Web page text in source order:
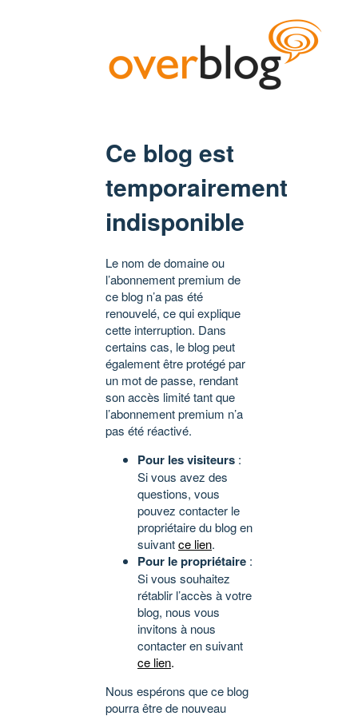
Ce blog est
temporairement
indisponible
Le nom de domaine ou
l’abonnement premium de
ce blog n’a pas été
renouvelé, ce qui explique
cette interruption. Dans
certains cas, le blog peut
également être protégé par
un mot de passe, rendant
son accès limité tant que
l’abonnement premium n’a
pas été réactivé.
Pour les visiteurs :
Si vous avez des
questions, vous
pouvez contacter le
propriétaire du blog en
suivantce lien.
Pour le propriétaire :
Si vous souhaitez
rétablir l’accès à votre
blog, nous vous
invitons à nous
contacter en suivant
ce lien.
Nous espérons que ce blog
pourra être de nouveau